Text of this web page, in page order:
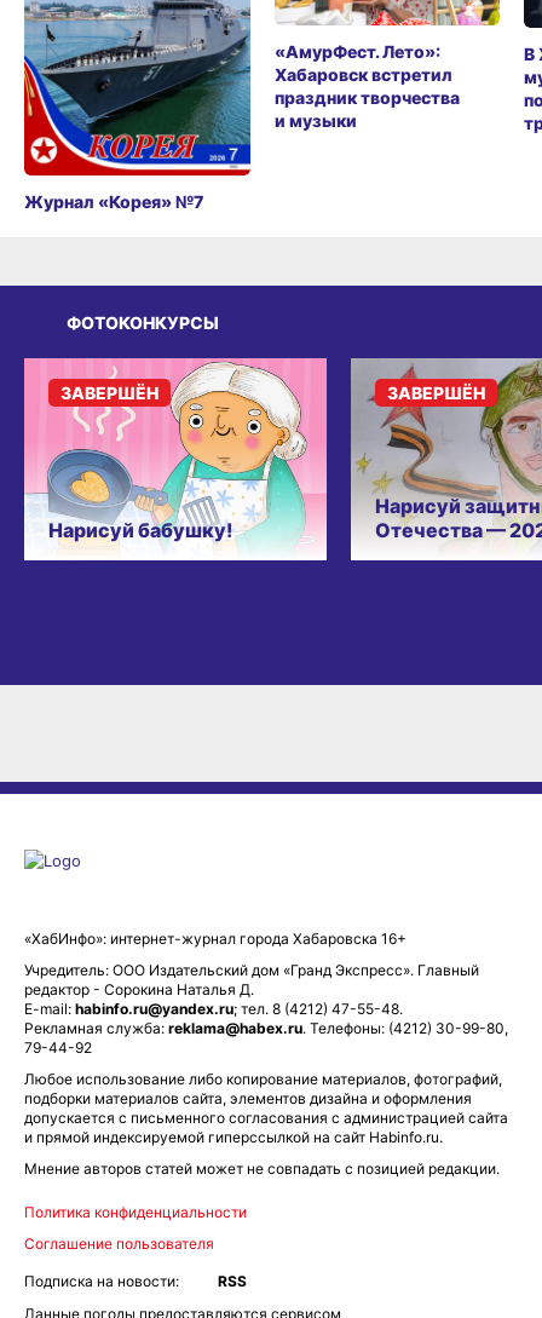
Журнал «Корея» №7
«АмурФест. Лето»:
Хабаровск встретил
праздник творчества
и музыки
В
ФОТОКОНКУРСЫ
Нарисуй бабушку!
ЗАВЕРШЁН
Нарисуй
Отечества —
ЗАВЕРШЁН
«ХабИнфо»: интернет-журнал города Хабаровска 16+
Учредитель: ООО Издательский дом «Гранд Экспресс». Главный
редактор - Сорокина Наталья Д.
E-mail: habinfo.ru@yandex.ru; тел. 8 (4212) 47-55-48.
Рекламная служба: reklama@habex.ru. Телефоны: (4212) 30-99-80,
79-44-92
Любое использование либо копирование материалов, фотографий,
подборки материалов сайта, элементов дизайна и оформления
допускается с письменного согласования с администрацией сайта
и прямой индексируемой гиперссылкой на сайт Habinfo.ru.
Мнение авторов статей может не совпадать с позицией редакции.
Политика конфиденциальности
Соглашение пользователя
Подписка на новости:
RSS
Данные погоды предоставляются сервисом